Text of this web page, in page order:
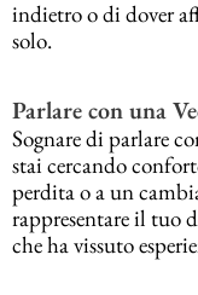
indietro o di dover
solo.
Parlare con una
Sognare di parlare
stai cercando
perdita o a un
rappresentare il tuo
che ha vissuto